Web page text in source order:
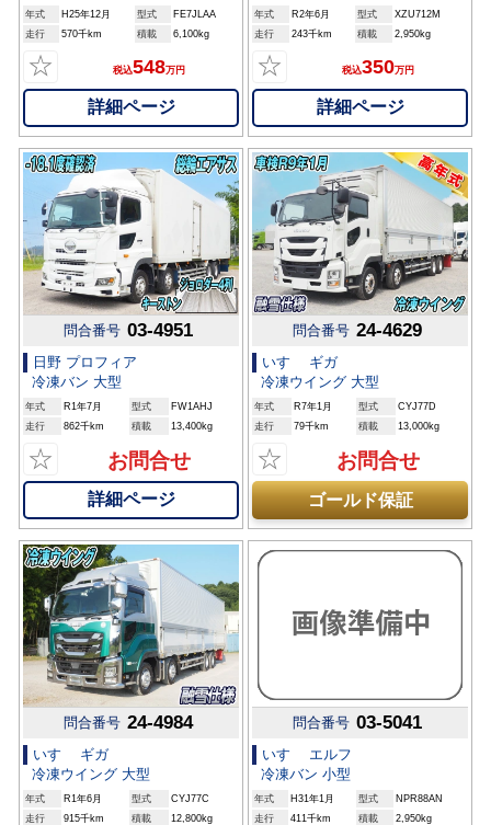
年式 H25年12月 型式
FE7JLAA
走行
570千km 積載 6,100kg
☆ 税込548万円
詳細ページ
年式 R2年6月 型式
XZU712M
走行
243千km 積載 2,950kg
☆ 税込350万円
詳細ページ
問合番号 03-4951
日野 プロフィア
冷凍バン 大型
年式 R1年7月 型式
FW1AHJ
走行
862千km 積載 13,400kg
☆ お問合せ
詳細ページ
問合番号 24-4629
いすゞ ギガ
冷凍ウイング 大型
年式 R7年1月 型式
CYJ77D
走行
79千km 積載 13,000kg
☆ お問合せ
ゴールド保証
問合番号 24-4984
いすゞ ギガ
冷凍ウイング 大型
年式 R1年6月 型式
CYJ77C
走行
915千km 積載 12,800kg
問合番号 03-5041
いすゞ エルフ
冷凍バン 小型
年式 H31年1月 型式
NPR88AN
走行
411千km 積載 2,950kg